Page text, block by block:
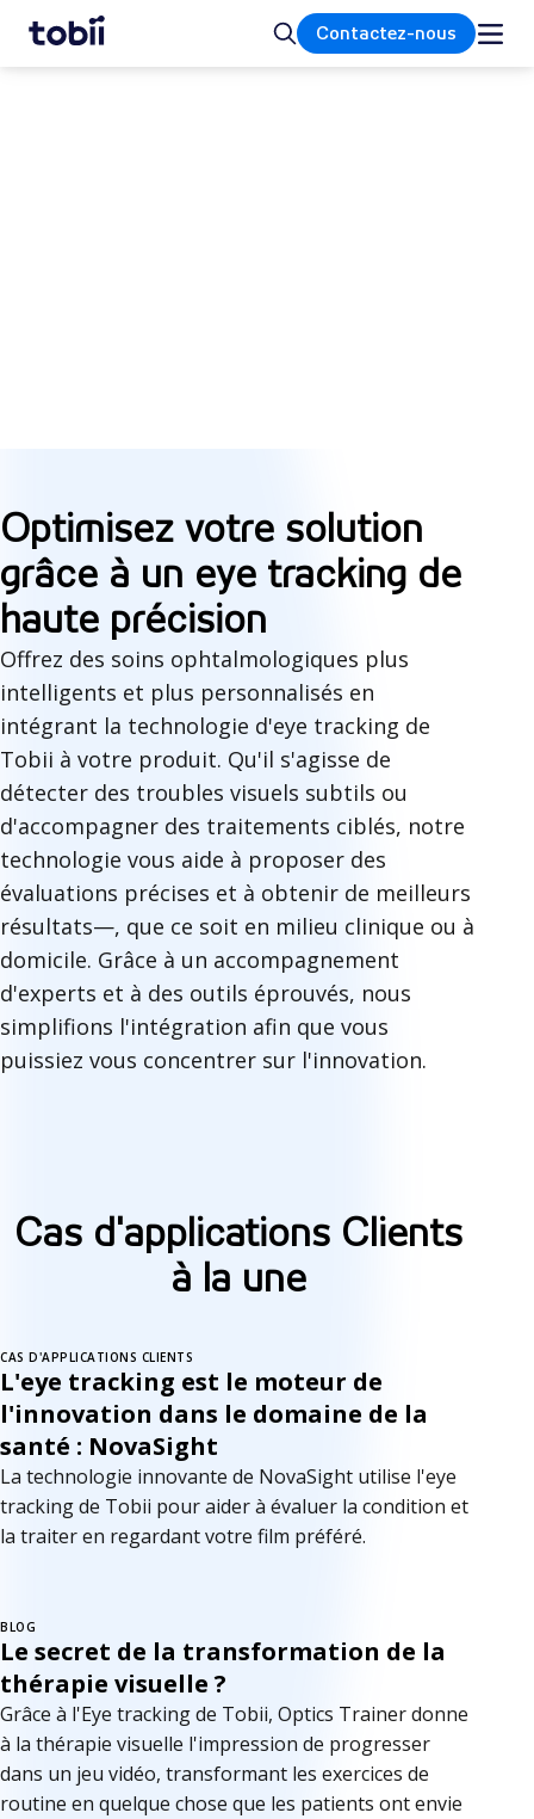
Accueil Rechercher
Contactez-nous
Optimisez votre solution
grâce à un eye tracking de
haute précision
Offrez des soins ophtalmologiques plus
intelligents et plus personnalisés en
intégrant la technologie d'eye tracking de
Tobii à votre produit. Qu'il s'agisse de
détecter des troubles visuels subtils ou
d'accompagner des traitements ciblés, notre
technologie vous aide à proposer des
évaluations précises et à obtenir de meilleurs
résultats—, que ce soit en milieu clinique ou à
domicile. Grâce à un accompagnement
d'experts et à des outils éprouvés, nous
simplifions l'intégration afin que vous
puissiez vous concentrer sur l'innovation.
Cas d'applications Clients
à la une
CAS D'APPLICATIONS CLIENTS
L'eye tracking est le moteur de
l'innovation dans le domaine de la
santé : NovaSight
La technologie innovante de NovaSight utilise l'eye
tracking de Tobii pour aider à évaluer la condition et
la traiter en regardant votre film préféré.
BLOG
Le secret de la transformation de la
thérapie visuelle ?
Grâce à l'Eye tracking de Tobii, Optics Trainer donne
à la thérapie visuelle l'impression de progresser
dans un jeu vidéo, transformant les exercices de
routine en quelque chose que les patients ont envie